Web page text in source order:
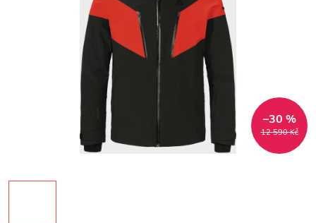
12 590 Kč
–30 %